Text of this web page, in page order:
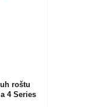
roštu
4 Series